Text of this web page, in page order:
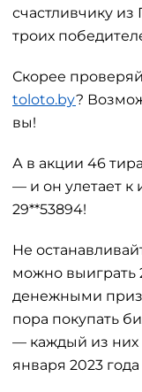
счастливчику из
троих
Скорее
toloto.by?
вы!
А в акции 46
— и он улетает к
29**53894!
Не
можно выиграть
денежными
пора покупать
— каждый из них
января 2023